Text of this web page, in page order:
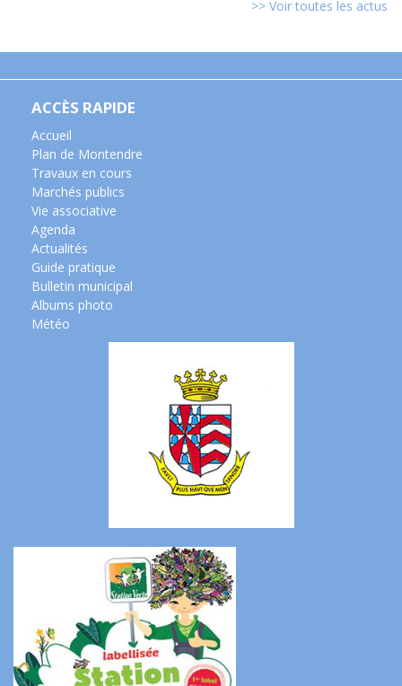
>> Voir toutes les actus
ACCÈS RAPIDE
Accueil
Plan de Montendre
Travaux en cours
Marchés publics
Vie associative
Agenda
Actualités
Guide pratique
Bulletin municipal
Albums photo
Météo